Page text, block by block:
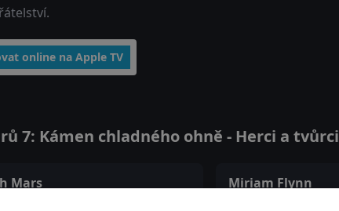
online na Apple TV
7: Kámen chladného ohně - Herci a tvůrci
Mars
Miriam Flynn